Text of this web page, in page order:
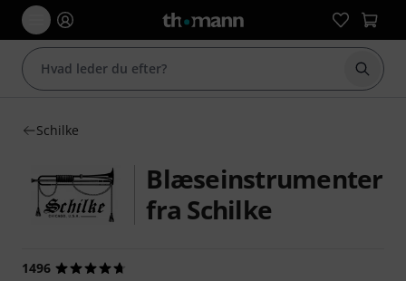
Start
Schilke
Blæseinstrumenter
fra Schilke
1496